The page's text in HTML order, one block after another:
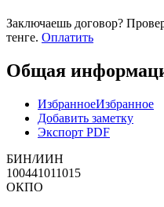
Заключаешь договор?
тенге. Оплатить
Общая
ИзбранноеИзбранное
Добавить заметку
Экспорт PDF
БИН/ИИН
100441011015
ОКПО